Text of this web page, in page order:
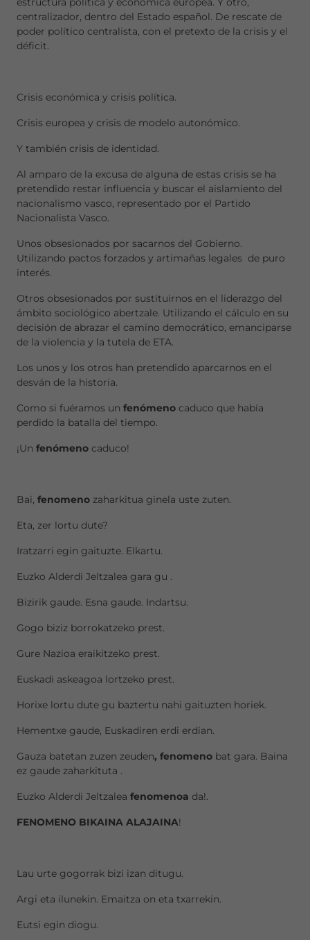
centralizador, dentro del Estado español. De rescate de
poder político centralista, con el pretexto de la crisis y el
déficit.
Crisis económica y crisis política.
Crisis europea y crisis de modelo autonómico.
Y también crisis de identidad.
Al amparo de la excusa de alguna de estas crisis se ha
pretendido restar influencia y buscar el aislamiento del
nacionalismo vasco, representado por el Partido
Nacionalista Vasco.
Unos obsesionados por sacarnos del Gobierno.
Utilizando pactos forzados y artimañas legales de puro
interés.
Otros obsesionados por sustituirnos en el liderazgo del
ámbito sociológico abertzale. Utilizando el cálculo en su
decisión de abrazar el camino democrático, emanciparse
de la violencia y la tutela de ETA.
Los unos y los otros han pretendido aparcarnos en el
desván de la historia.
Como si fuéramos un fenómeno caduco que había
perdido la batalla del tiempo.
¡Un fenómeno caduco!
Bai, fenomeno zaharkitua ginela uste zuten.
Eta, zer lortu dute?
Iratzarri egin gaituzte. Elkartu.
Euzko Alderdi Jeltzalea gara gu .
Bizirik gaude. Esna gaude. Indartsu.
Gogo biziz borrokatzeko prest.
Gure Nazioa eraikitzeko prest.
Euskadi askeagoa lortzeko prest.
Horixe lortu dute gu baztertu nahi gaituzten horiek.
Hementxe gaude, Euskadiren erdi erdian.
Gauza batetan zuzen zeuden, fenomeno bat gara. Baina
ez gaude zaharkituta .
Euzko Alderdi Jeltzalea fenomenoa da!.
FENOMENO BIKAINA ALAJAINA!
Lau urte gogorrak bizi izan ditugu.
Argi eta ilunekin. Emaitza on eta txarrekin.
Eutsi egin diogu.